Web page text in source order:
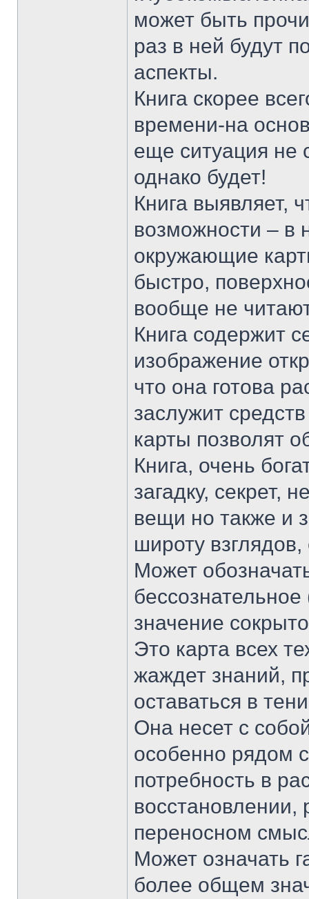
может быть
раз в ней будут
аспекты.
Книга скорее
времени-на
еще ситуация не
однако будет!
Книга выявляет,
возможности – в
окружающие
быстро,
вообще не
Книга содержит
изображение
что она готова
заслужит
карты позволят
Книга, очень
загадку, секрет,
вещи но также и
широту
Может
значение
Это карта всех
жаждет знаний,
оставаться в
Она несет с
особенно рядом
потребность в
восстановлении,
переносном
Может означать
более общем